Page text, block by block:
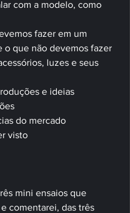
com a modelo, como
fazer em um
o que não devemos fazer
luzes e seus
e ideias
do mercado
visto
mini ensaios que
comentarei, das três